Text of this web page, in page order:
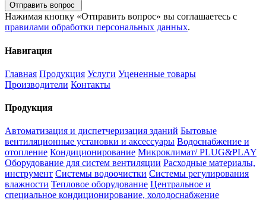
Отправить вопрос
Нажимая кнопку «Отправить вопрос» вы соглашаетесь с
правилами обработки персональных данных.
Навигация
Главная Продукция Услуги Уцененные товары
Производители Контакты
Продукция
Автоматизация и диспетчеризация зданий Бытовые
вентиляционные установки и аксессуары Водоснабжение и
отопление Кондиционирование Микроклимат/ PLUG&PLAY
Оборудование для систем вентиляции Расходные материалы,
инструмент Системы водоочистки Системы регулирования
влажности Тепловое оборудование Центральное и
специальное кондиционирование, холодоснабжение